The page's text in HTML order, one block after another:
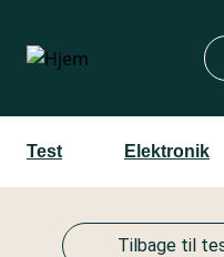
hovedindhold
Test Elektronik
Tilbage til